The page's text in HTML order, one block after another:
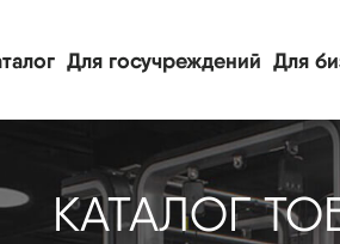
Для госучреждений Для
КАТАЛОГ